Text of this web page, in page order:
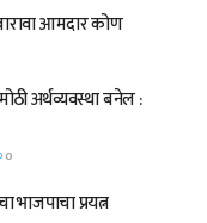
आमदार कोण
अर्थव्यवस्था बनेल :
0
भाजपाचा प्रयत्न